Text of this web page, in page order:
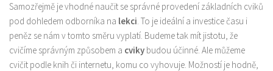
Samozřejmě je vhodné naučit se správné provedení základních cviků
pod dohledem odborníka na lekci. To je ideální a investice času i
peněz se nám v tomto směru vyplatí. Budeme tak mít jistotu, že
cvičíme správným způsobem a cviky budou účinné. Ale můžeme
cvičit podle knih či internetu, komu co vyhovuje. Možností je hodně,